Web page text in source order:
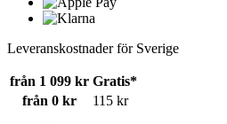
Leveranskostnader för Sverige
från 1 099 kr Gratis*
från 0 kr
115 kr